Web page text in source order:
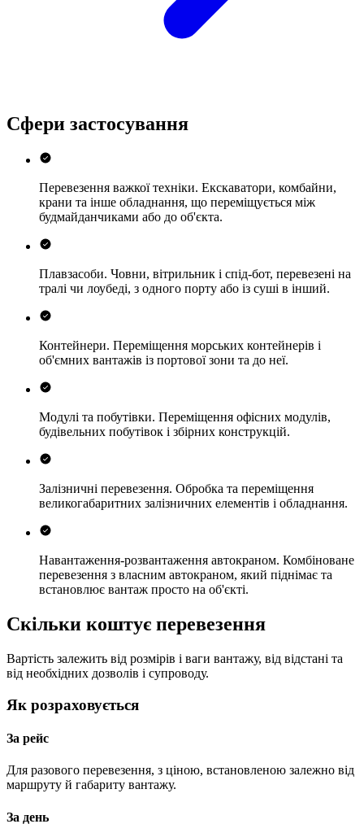
Сфери застосування
Перевезення важкої техніки. Екскаватори, комбайни,
крани та інше обладнання, що переміщується між
будмайданчиками або до об'єкта.
Плавзасоби. Човни, вітрильник і спід-бот, перевезені на
тралі чи лоубеді, з одного порту або із суші в інший.
Контейнери. Переміщення морських контейнерів і
об'ємних вантажів із портової зони та до неї.
Модулі та побутівки. Переміщення офісних модулів,
будівельних побутівок і збірних конструкцій.
Залізничні перевезення. Обробка та переміщення
великогабаритних залізничних елементів і обладнання.
Навантаження-розвантаження автокраном. Комбіноване
перевезення з власним автокраном, який піднімає та
встановлює вантаж просто на об'єкті.
Скільки коштує перевезення
Вартість залежить від розмірів і ваги вантажу, від відстані та
від необхідних дозволів і супроводу.
Як розраховується
За рейс
Для разового перевезення, з ціною, встановленою залежно від
маршруту й габариту вантажу.
За день